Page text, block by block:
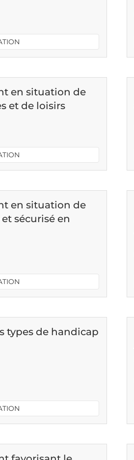
en situation de
et de loisirs
en situation de
sécurisé en
types de handicap